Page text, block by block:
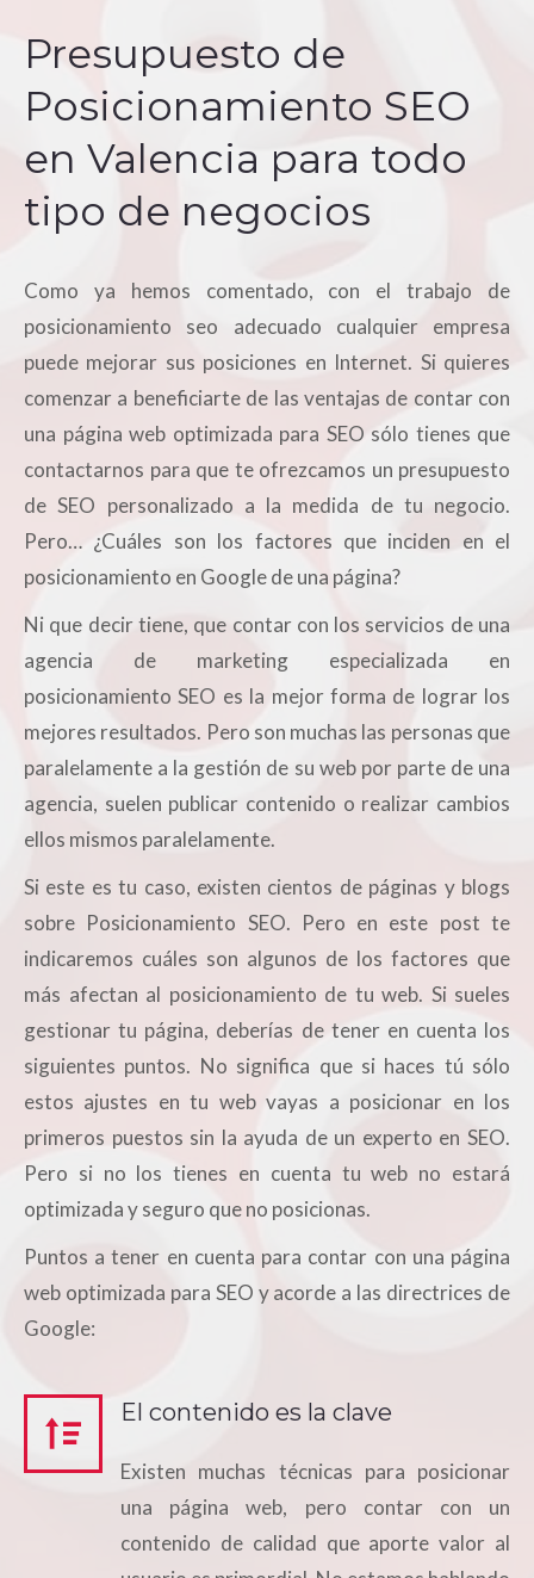
Presupuesto de
Posicionamiento SEO
en Valencia para todo
tipo de negocios
Como ya hemos comentado, con el trabajo de
posicionamiento seo adecuado cualquier empresa
puede mejorar sus posiciones en Internet. Si quieres
comenzar a beneficiarte de las ventajas de contar con
una página web optimizada para SEO sólo tienes que
contactarnos para que te ofrezcamos un presupuesto
de SEO personalizado a la medida de tu negocio.
Pero… ¿Cuáles son los factores que inciden en el
posicionamiento en Google de una página?
Ni que decir tiene, que contar con los servicios de una
agencia de marketing especializada en
posicionamiento SEO es la mejor forma de lograr los
mejores resultados. Pero son muchas las personas que
paralelamente a la gestión de su web por parte de una
agencia, suelen publicar contenido o realizar cambios
ellos mismos paralelamente.
Si este es tu caso, existen cientos de páginas y blogs
sobre Posicionamiento SEO. Pero en este post te
indicaremos cuáles son algunos de los factores que
más afectan al posicionamiento de tu web. Si sueles
gestionar tu página, deberías de tener en cuenta los
siguientes puntos. No significa que si haces tú sólo
estos ajustes en tu web vayas a posicionar en los
primeros puestos sin la ayuda de un experto en SEO.
Pero si no los tienes en cuenta tu web no estará
optimizada y seguro que no posicionas.
Puntos a tener en cuenta para contar con una página
web optimizada para SEO y acorde a las directrices de
Google:
El contenido es la clave
Existen muchas técnicas para posicionar
una página web, pero contar con un
contenido de calidad que aporte valor al